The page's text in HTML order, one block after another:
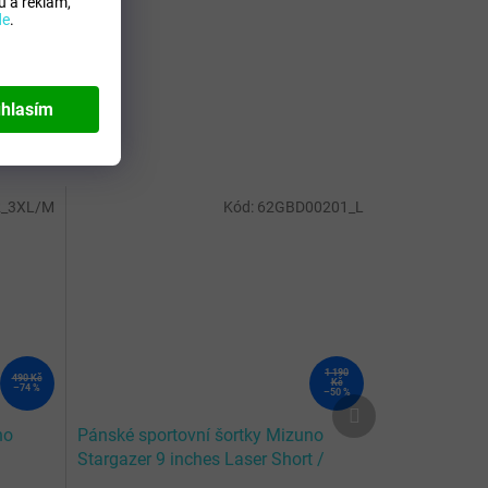
.
490 Kč
–74 %
M
1 190
Kč
–50 %
Pánské sportovní šortky Mizuno
Stargazer 9 inches Laser Short /
Kód: 62GBD00201_L
Další